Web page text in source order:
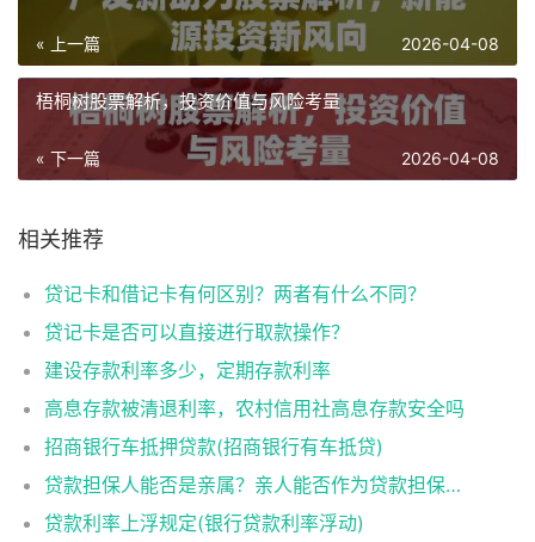
« 上一篇 2026-04-08
梧桐树股票解析，投资价值与风险考量
« 下一篇 2026-04-08
相关推荐
贷记卡和借记卡有何区别？两者有什么不同？
贷记卡是否可以直接进行取款操作？
建设存款利率多少，定期存款利率
高息存款被清退利率，农村信用社高息存款安全吗
招商银行车抵押贷款(招商银行有车抵贷)
贷款担保人能否是亲属？亲人能否作为贷款担保人？
贷款利率上浮规定(银行贷款利率浮动)